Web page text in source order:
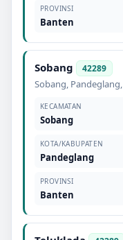
PROVINSI
Banten
Sobang 42289
Sobang, Pandeglang,
KECAMATAN
Sobang
KOTA/KABUPATEN
Pandeglang
PROVINSI
Banten